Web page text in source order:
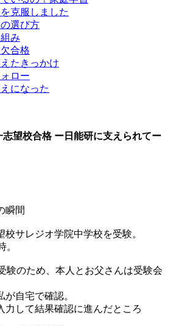
克服しました
選び方
み
合格
たきっかけ
ロー
になった
志望校合格 ー日能研に支えられてー
瞬間
校サレジオ学院中学校を受験。
。
験のため、本人とお父さんは受験会
自宅で確認。
力して結果確認に進んだところ